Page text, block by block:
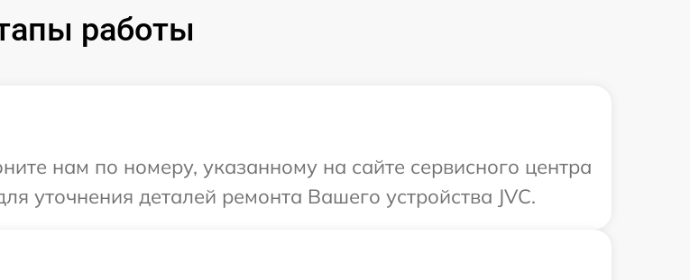
работы
нам по номеру, указанному на сайте сервисного центра
уточнения деталей ремонта Вашего устройства JVC.